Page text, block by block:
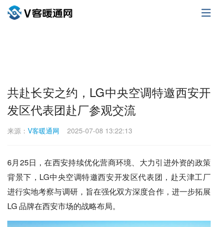
共赴长安之约，LG中央空调特邀西安开
发区代表团赴厂参观交流
来源： V客暖通网 2025-07-08 13:22:13
6月25日，在西安持续优化营商环境、大力引进外资的政策
背景下，LG中央空调特邀西安开发区代表团，赴天津工厂
进行实地考察与调研，旨在强化双方深度合作，进一步拓展
LG 品牌在西安市场的战略布局。